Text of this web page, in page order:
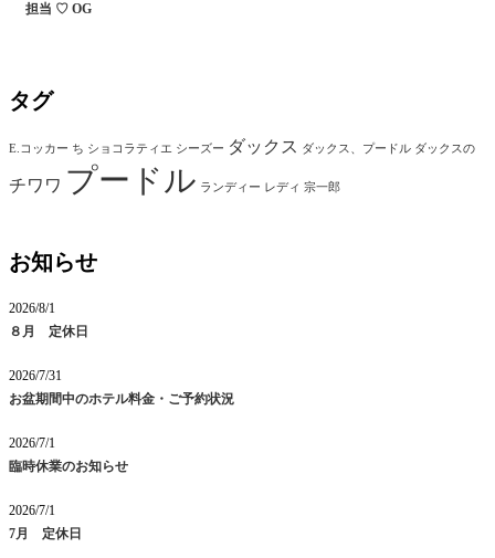
担当 ♡ OG
タグ
E.コッカー ち ショコラティエ シーズー ダックス ダックス、プードル ダックスの
チワワ プードル ランディー レディ 宗一郎
お知らせ
2026/8/1
８月 定休日
2026/7/31
お盆期間中のホテル料金・ご予約状況
2026/7/1
臨時休業のお知らせ
2026/7/1
7月 定休日